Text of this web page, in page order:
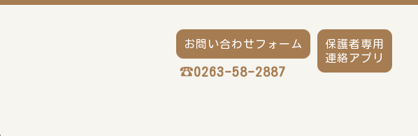
お問い合わせフォーム
0263-58-2887
保護者専用
連絡アプリ